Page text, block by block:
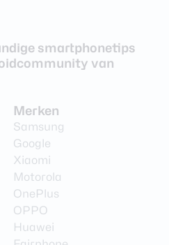
smartphonetips
van
Merken
Samsung
Google
Xiaomi
Motorola
OnePlus
OPPO
Huawei